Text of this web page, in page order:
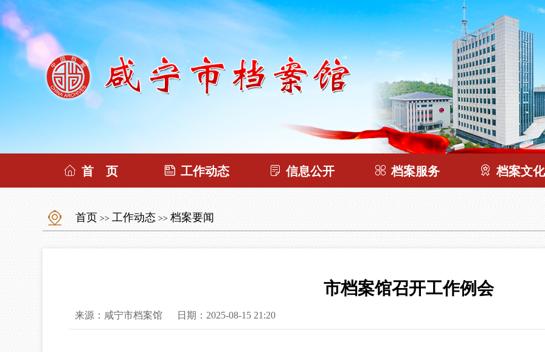
首 页 工作动态 信息公开 档案服务 档案文化
首页 >> 工作动态 >> 档案要闻
市档案馆召开工作例会
来源：咸宁市档案馆 日期：2025-08-15 21:20